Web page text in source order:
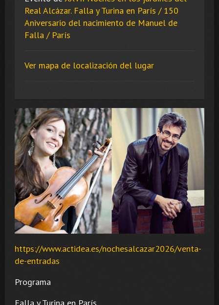
Real Alcázar. Falla y Turina en París / 150
Aniversario del nacimiento de Manuel de
Falla / París
Ver mapa de localización del lugar
https://www.actidea.es/nochesalcazar2026/venta-
de-entradas
Programa